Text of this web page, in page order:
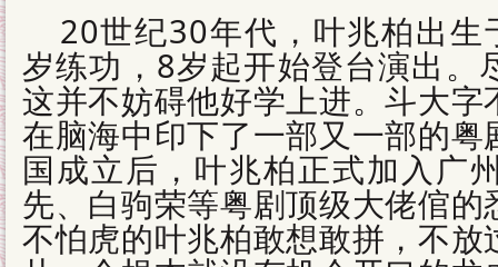
20世纪30年代，叶兆柏出
岁练功，8岁起开始登台演出。
这并不妨碍他好学上进。斗大
在脑海中印下了一部又一部的
国成立后，叶兆柏正式加入广
先、白驹荣等粤剧顶级大佬倌
不怕虎的叶兆柏敢想敢拼，不